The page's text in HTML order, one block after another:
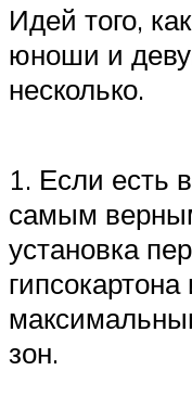
Идей того,
юноши и
несколько.
1. Если есть
самым
установка
зон.